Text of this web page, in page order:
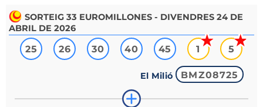
SORTEIG 33 EUROMILLONES - DIVENDRES 24 DE
ABRIL DE 2026
25 26 30 40 45 1 5
El Milió BMZ08725